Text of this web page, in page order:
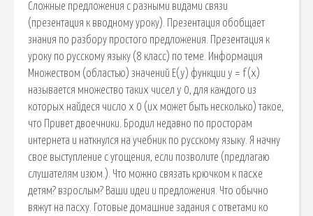
Сложные предложения с разными видами связи
(презентация к вводному уроку). Презентация обобщает
знания по разбору простого предложения. Презентация к
уроку по русскому языку (8 класс) по теме. Информация
Множеством (областью) значений E(y) функции y = f(x)
называется множество таких чисел y 0, для каждого из
которых найдеся число x 0 (их может быть несколько) такое,
что Привет двоечники. Бродил недавно по просторам
интернета и наткнулся на учебник по русскому языку. Я начну
свое выступление с угощения, если позволите (предлагаю
слушателям изюм.). Что можно связать крючком к пасхе
детям? взрослым? Ваши идеи и предложения. Что обычно
вяжут на пасху. Готовые домашние задания с ответами ко